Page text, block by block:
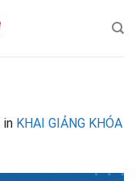
in KHAI GIẢNG KHÓA